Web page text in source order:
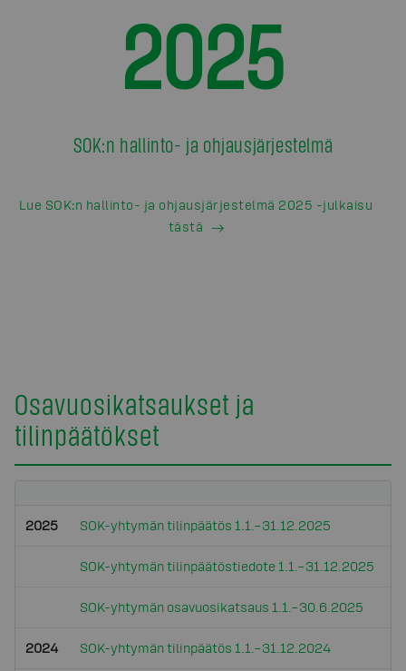
2025
SOK:n hallinto- ja ohjausjärjestelmä
Lue SOK:n hallinto- ja ohjausjärjestelmä 2025 -julkaisu
tästä
Osavuosikatsaukset ja
tilinpäätökset
2025 SOK-yhtymän tilinpäätös 1.1.–31.12.2025
SOK-yhtymän tilinpäätöstiedote 1.1.–31.12.2025
SOK-yhtymän osavuosikatsaus 1.1.–30.6.2025
2024 SOK-yhtymän tilinpäätös 1.1.–31.12.2024